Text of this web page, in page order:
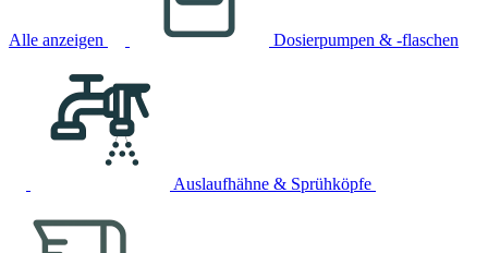
Alle anzeigen Dosierpumpen & -flaschen
Auslaufhähne & Sprühköpfe